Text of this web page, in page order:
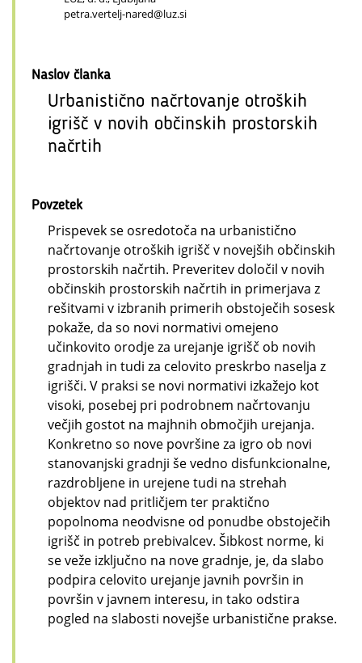
petra.vertelj-nared@luz.si
Naslov članka
Urbanistično načrtovanje otroških
igrišč v novih občinskih prostorskih
načrtih
Povzetek
Prispevek se osredotoča na urbanistično
načrtovanje otroških igrišč v novejših občinskih
prostorskih načrtih. Preveritev določil v novih
občinskih prostorskih načrtih in primerjava z
rešitvami v izbranih primerih obstoječih sosesk
pokaže, da so novi normativi omejeno
učinkovito orodje za urejanje igrišč ob novih
gradnjah in tudi za celovito preskrbo naselja z
igrišči. V praksi se novi normativi izkažejo kot
visoki, posebej pri podrobnem načrtovanju
večjih gostot na majhnih območjih urejanja.
Konkretno so nove površine za igro ob novi
stanovanjski gradnji še vedno disfunkcionalne,
razdrobljene in urejene tudi na strehah
objektov nad pritličjem ter praktično
popolnoma neodvisne od ponudbe obstoječih
igrišč in potreb prebivalcev. Šibkost norme, ki
se veže izključno na nove gradnje, je, da slabo
podpira celovito urejanje javnih površin in
površin v javnem interesu, in tako odstira
pogled na slabosti novejše urbanistične prakse.